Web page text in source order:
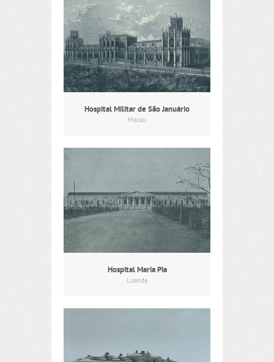
Hospital Militar de São Januário
Macau
Hospital Maria Pia
Luanda